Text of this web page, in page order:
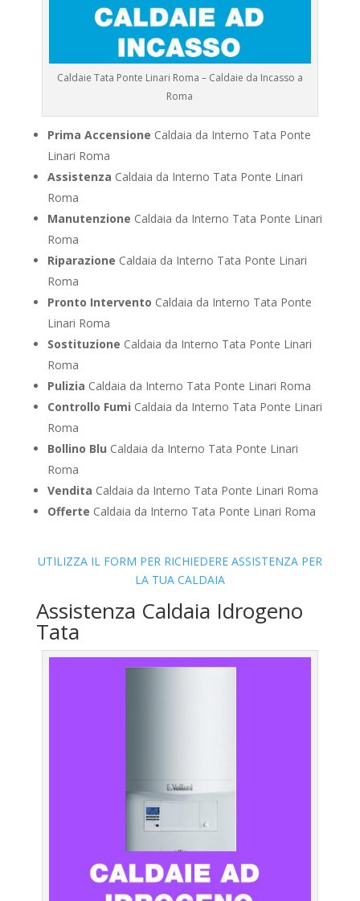
Caldaie Tata Ponte Linari Roma – Caldaie da Incasso a
Roma
Prima Accensione Caldaia da Interno Tata Ponte
Linari Roma
Assistenza Caldaia da Interno Tata Ponte Linari
Roma
Manutenzione Caldaia da Interno Tata Ponte Linari
Roma
Riparazione Caldaia da Interno Tata Ponte Linari
Roma
Pronto Intervento Caldaia da Interno Tata Ponte
Linari Roma
Sostituzione Caldaia da Interno Tata Ponte Linari
Roma
Pulizia Caldaia da Interno Tata Ponte Linari Roma
Controllo Fumi Caldaia da Interno Tata Ponte Linari
Roma
Bollino Blu Caldaia da Interno Tata Ponte Linari
Roma
Vendita Caldaia da Interno Tata Ponte Linari Roma
Offerte Caldaia da Interno Tata Ponte Linari Roma
UTILIZZA IL FORM PER RICHIEDERE ASSISTENZA PER
LA TUA CALDAIA
Assistenza Caldaia Idrogeno
Tata